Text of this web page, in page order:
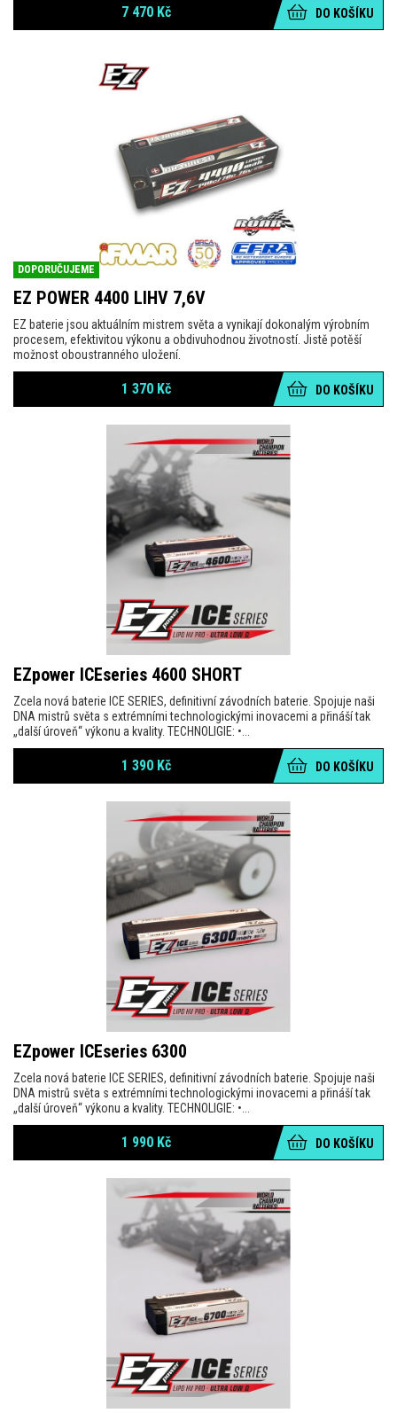
7 470 Kč DO KOŠÍKU
DOPORUČUJEME
EZ POWER 4400 LIHV 7,6V
EZ baterie jsou aktuálním mistrem světa a vynikají dokonalým výrobním
procesem, efektivitou výkonu a obdivuhodnou životností. Jistě potěší
možnost oboustranného uložení.
1 370 Kč DO KOŠÍKU
EZpower ICEseries 4600 SHORT
Zcela nová baterie ICE SERIES, definitivní závodních baterie. Spojuje naši
DNA mistrů světa s extrémními technologickými inovacemi a přináší tak
„další úroveň“ výkonu a kvality. TECHNOLIGIE: •...
1 390 Kč DO KOŠÍKU
EZpower ICEseries 6300
Zcela nová baterie ICE SERIES, definitivní závodních baterie. Spojuje naši
DNA mistrů světa s extrémními technologickými inovacemi a přináší tak
„další úroveň“ výkonu a kvality. TECHNOLIGIE: •...
1 990 Kč DO KOŠÍKU